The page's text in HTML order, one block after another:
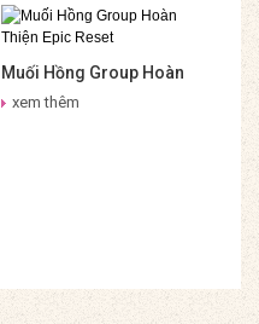
Muối Hồng Group Hoàn
Thiện Epic Reset
xem thêm